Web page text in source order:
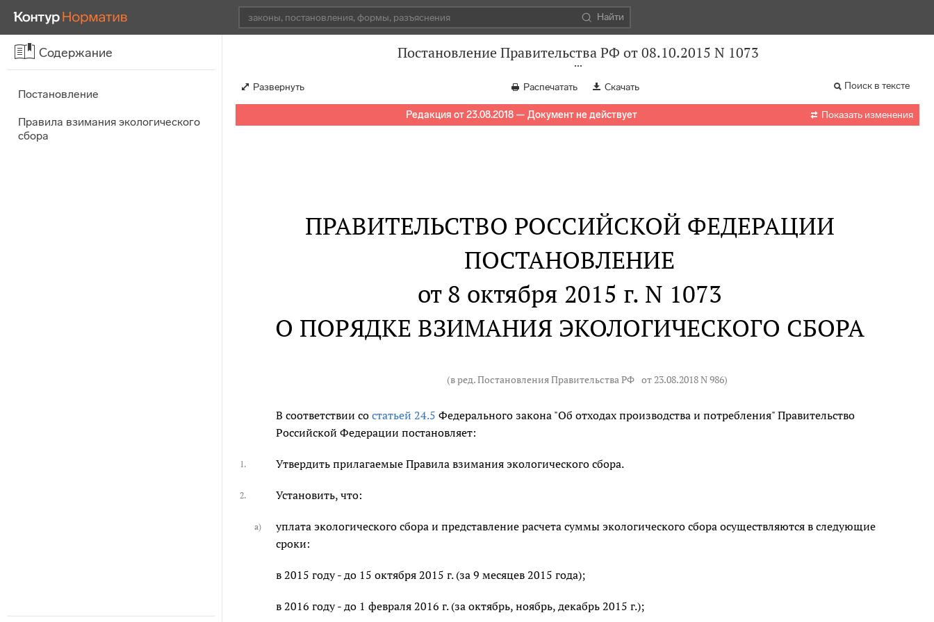
Найти
Содержание
Постановление
Правила взимания экологического
сбора
Постановление Правительства РФ от 08.10.2015 N 1073
Развернуть Распечатать Скачать Поиск в тексте
Редакция от 23.08.2018 — Документ не действует  Показать изменения
ПРАВИТЕЛЬСТВО РОССИЙСКОЙ ФЕДЕРАЦИИ
ПОСТАНОВЛЕНИЕ
от 8 октября 2015 г. N 1073
О ПОРЯДКЕ ВЗИМАНИЯ ЭКОЛОГИЧЕСКОГО СБОРА
(в ред. Постановления Правительства РФ от 23.08.2018 N 986)
В соответствии со статьей 24.5 Федерального закона "Об отходах производства и потребления" Правительство
Российской Федерации постановляет:
1. Утвердить прилагаемые Правила взимания экологического сбора.
2. Установить, что:
а)
уплата экологического сбора и представление расчета суммы экологического сбора осуществляются в следующие
сроки:
в 2015 году - до 15 октября 2015 г. (за 9 месяцев 2015 года);
в 2016 году - до 1 февраля 2016 г. (за октябрь, ноябрь, декабрь 2015 г.);